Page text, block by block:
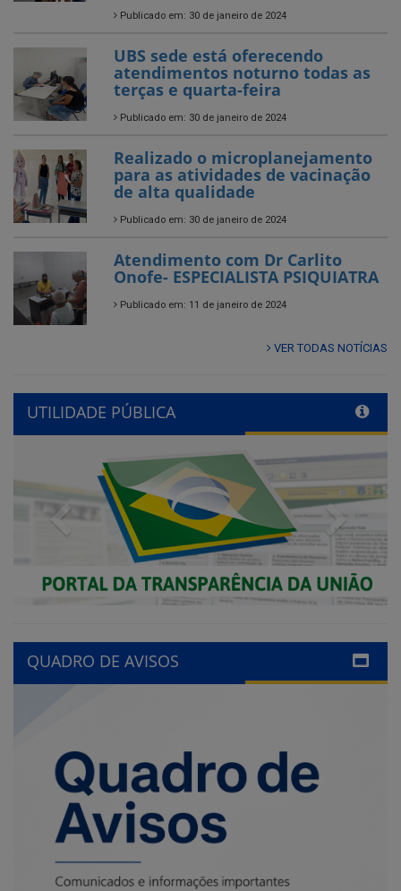
Publicado em: 30 de janeiro de 2024
UBS sede está oferecendo
atendimentos noturno todas as
terças e quarta-feira
Publicado em: 30 de janeiro de 2024
Realizado o microplanejamento
para as atividades de vacinação
de alta qualidade
Publicado em: 30 de janeiro de 2024
Atendimento com Dr Carlito
Onofe- ESPECIALISTA PSIQUIATRA
Publicado em: 11 de janeiro de 2024
VER TODAS NOTÍCIAS
UTILIDADE PÚBLICA
Previous Next
QUADRO DE AVISOS